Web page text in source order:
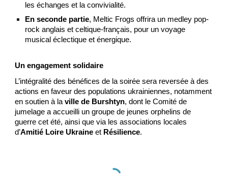
les échanges et la convivialité.
En seconde partie, Meltic Frogs offrira un medley pop-
rock anglais et celtique-français, pour un voyage
musical éclectique et énergique.
Un engagement solidaire
L’intégralité des bénéfices de la soirée sera reversée à des
actions en faveur des populations ukrainiennes, notamment
en soutien à la ville de Burshtyn, dont le Comité de
jumelage a accueilli un groupe de jeunes orphelins de
guerre cet été, ainsi que via les associations locales
d’Amitié Loire Ukraine et Résilience.